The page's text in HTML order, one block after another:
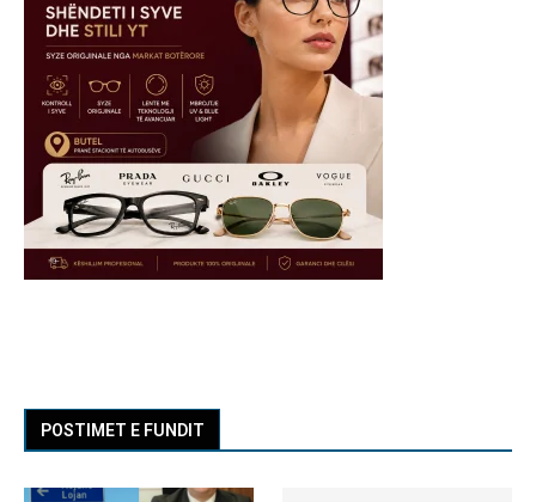
POSTIMET E FUNDIT